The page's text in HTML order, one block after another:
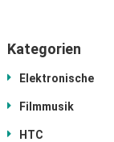
Kategorien
Elektronische
Filmmusik
HTC